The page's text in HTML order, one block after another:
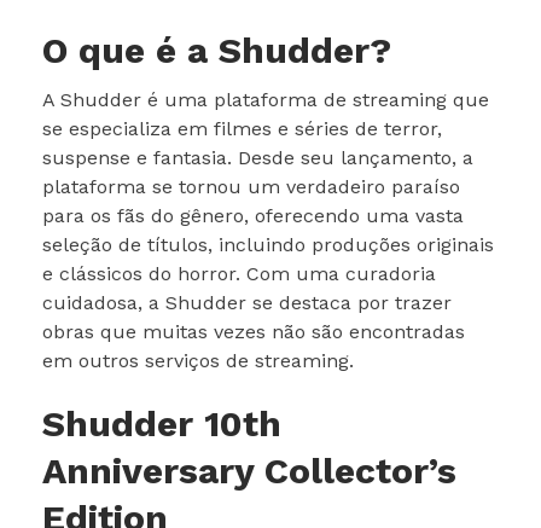
O que é a Shudder?
A Shudder é uma plataforma de streaming que
se especializa em filmes e séries de terror,
suspense e fantasia. Desde seu lançamento, a
plataforma se tornou um verdadeiro paraíso
para os fãs do gênero, oferecendo uma vasta
seleção de títulos, incluindo produções originais
e clássicos do horror. Com uma curadoria
cuidadosa, a Shudder se destaca por trazer
obras que muitas vezes não são encontradas
em outros serviços de streaming.
Shudder 10th
Anniversary Collector’s
Edition